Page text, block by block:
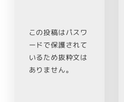
この投稿はパスワ
ードで保護されて
いるため抜粋文は
ありません。